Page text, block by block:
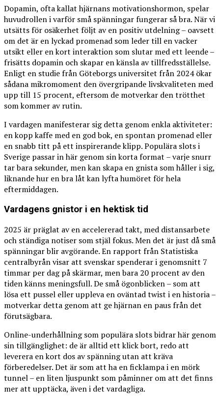
Dopamin, ofta kallat hjärnans motivationshormon, spelar
huvudrollen i varför små spänningar fungerar så bra. När vi
utsätts för osäkerhet följt av en positiv utdelning – oavsett
om det är en lyckad promenad som leder till en vacker
utsikt eller en kort interaktion som slutar med ett leende –
frisätts dopamin och skapar en känsla av tillfredsställelse.
Enligt en studie från Göteborgs universitet från 2024 ökar
sådana mikromoment den övergripande livskvaliteten med
upp till 15 procent, eftersom de motverkar den trötthet
som kommer av rutin.
I vardagen manifesterar sig detta genom enkla aktiviteter:
en kopp kaffe med en god bok, en spontan promenad eller
en snabb titt på ett inspirerande klipp. Populära slots i
Sverige passar in här genom sin korta format – varje snurr
tar bara sekunder, men kan skapa en gnista som håller i sig,
liknande hur en bra låt kan lyfta humöret för hela
eftermiddagen.
Vardagens gnistor i en hektisk tid
2025 är präglat av en accelererad takt, med distansarbete
och ständiga notiser som stjäl fokus. Men det är just då små
spänningar blir avgörande. En rapport från Statistiska
centralbyrån visar att svenskar spenderar i genomsnitt 7
timmar per dag på skärmar, men bara 20 procent av den
tiden känns meningsfull. De små ögonblicken – som att
lösa ett pussel eller uppleva en oväntad twist i en historia –
motverkar detta genom att ge hjärnan en paus från det
förutsägbara.
Online-underhållning som populära slots bidrar här genom
sin tillgänglighet: de är alltid ett klick bort, redo att
leverera en kort dos av spänning utan att kräva
förberedelser. Det är som att ha en ficklampa i en mörk
tunnel – en liten ljuspunkt som påminner om att det finns
mer att upptäcka, även i det vardagliga.